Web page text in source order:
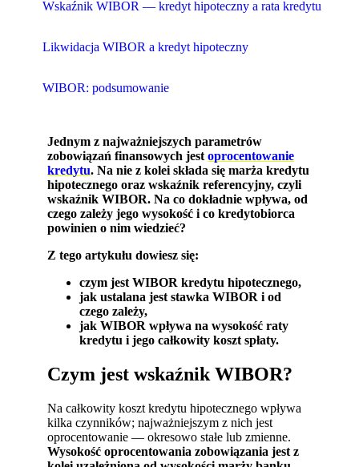
Wskaźnik WIBOR — kredyt hipoteczny a rata kredytu
Likwidacja WIBOR a kredyt hipoteczny
WIBOR: podsumowanie
Jednym z najważniejszych parametrów
zobowiązań finansowych jestoprocentowanie
kredytu. Na nie z kolei składa się marża kredytu
hipotecznego oraz wskaźnik referencyjny, czyli
wskaźnik WIBOR. Na co dokładnie wpływa, od
czego zależy jego wysokość i co kredytobiorca
powinien o nim wiedzieć?
Z tego artykułu dowiesz się:
czym jest WIBOR kredytu hipotecznego,
jak ustalana jest stawka WIBOR i od
czego zależy,
jak WIBOR wpływa na wysokość raty
kredytu i jego całkowity koszt spłaty.
Czym jest wskaźnik WIBOR?
Na całkowity koszt kredytu hipotecznego wpływa
kilka czynników; najważniejszym z nich jest
oprocentowanie — okresowo stałe lub zmienne.
Wysokość oprocentowania zobowiązania jest z